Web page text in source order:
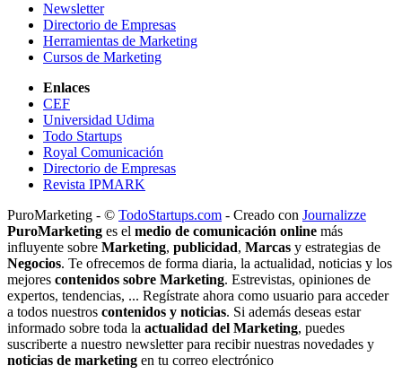
Newsletter
Directorio de Empresas
Herramientas de Marketing
Cursos de Marketing
Enlaces
CEF
Universidad Udima
Todo Startups
Royal Comunicación
Directorio de Empresas
Revista IPMARK
PuroMarketing - © TodoStartups.com - Creado con Journalizze
PuroMarketing es el medio de comunicación online más
influyente sobre Marketing, publicidad, Marcas y estrategias de
Negocios. Te ofrecemos de forma diaria, la actualidad, noticias y los
mejores contenidos sobre Marketing. Estrevistas, opiniones de
expertos, tendencias, ... Regístrate ahora como usuario para acceder
a todos nuestros contenidos y noticias. Si además deseas estar
informado sobre toda la actualidad del Marketing, puedes
suscriberte a nuestro newsletter para recibir nuestras novedades y
noticias de marketing en tu correo electrónico